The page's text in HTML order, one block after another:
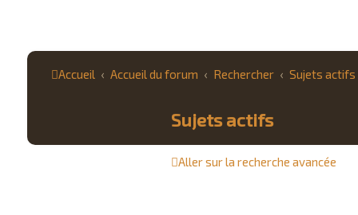
Accueil Accueil du forum Rechercher Sujets actifs
Sujets actifs
Aller sur la recherche avancée